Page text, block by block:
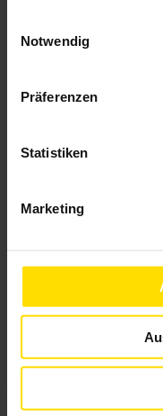
Notwendig
Präferenzen
Statistiken
Marketing